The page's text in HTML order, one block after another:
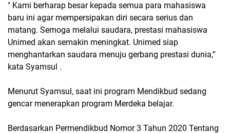
" Kami berharap besar kepada semua para mahasiswa
baru ini agar mempersipakan diri secara serius dan
matang. Semoga melalui saudara, prestasi mahasiswa
Unimed akan semakin meningkat. Unimed siap
menghantarkan saudara menuju gerbang prestasi dunia,”
kata Syamsul .
Menurut Syamsul, saat ini program Mendikbud sedang
gencar menerapkan program Merdeka belajar.
Berdasarkan Permendikbud Nomor 3 Tahun 2020 Tentang